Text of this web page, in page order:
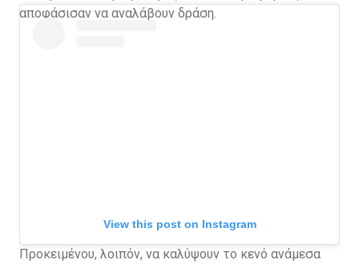
αποφάσισαν να αναλάβουν δράση.
View this post on Instagram
Προκειμένου, λοιπόν, να καλύψουν το κενό ανάμεσα